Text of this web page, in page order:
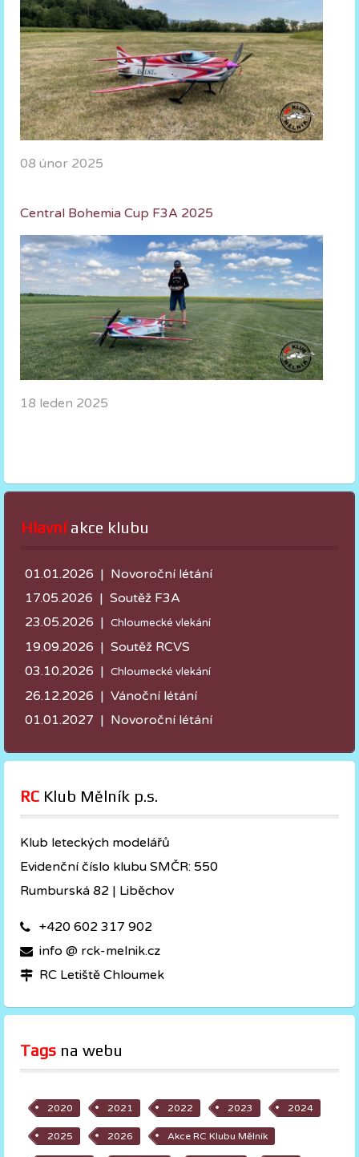
08 únor 2025
Central Bohemia Cup F3A 2025
18 leden 2025
Hlavní akce klubu
01.01.2026 | Novoroční létání
17.05.2026 | Soutěž F3A
23.05.2026 | Chloumecké vlekání
19.09.2026 | Soutěž RCVS
03.10.2026 | Chloumecké vlekání
26.12.2026 | Vánoční létání
01.01.2027 | Novoroční létání
RC Klub Mělník p.s.
Klub leteckých modelářů
Evidenční číslo klubu SMČR: 550
Rumburská 82 | Liběchov
+420 602 317 902
info @ rck-melnik.cz
RC Letiště Chloumek
Tags na webu
2020 2021 2022 2023 2024
2025 2026 Akce RC Klubu Mělník